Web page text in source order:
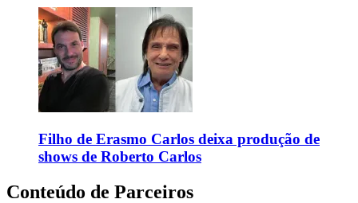
Filho de Erasmo Carlos deixa produção de
shows de Roberto Carlos
Conteúdo de Parceiros